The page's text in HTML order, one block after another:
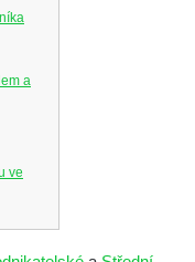
a
ve